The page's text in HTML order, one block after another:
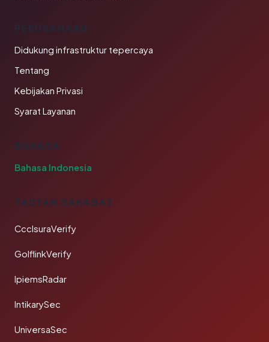
PERUSAHAAN
Didukung infrastruktur tepercaya
Tentang
Kebijakan Privasi
Syarat Layanan
BAHASA
Bahasa Indonesia
TAUTAN SAHABAT
CcclsuraVerify
GolflinkVerify
IpiemsRadar
IntikarySec
UniversaSec